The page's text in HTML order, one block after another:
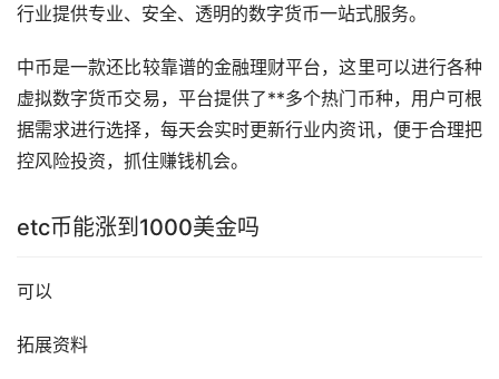
行业提供专业、安全、透明的数字货币一站式服务。
中币是一款还比较靠谱的金融理财平台，这里可以进行各种
虚拟数字货币交易，平台提供了**多个热门币种，用户可根
据需求进行选择，每天会实时更新行业内资讯，便于合理把
控风险投资，抓住赚钱机会。
etc币能涨到1000美金吗
可以
拓展资料